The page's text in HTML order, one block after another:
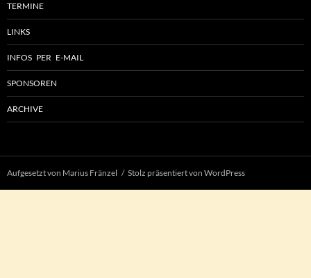
TERMINE
LINKS
INFOS PER E-MAIL
SPONSOREN
ARCHIVE
Aufgesetzt von Marius Fränzel Stolz präsentiert von WordPress